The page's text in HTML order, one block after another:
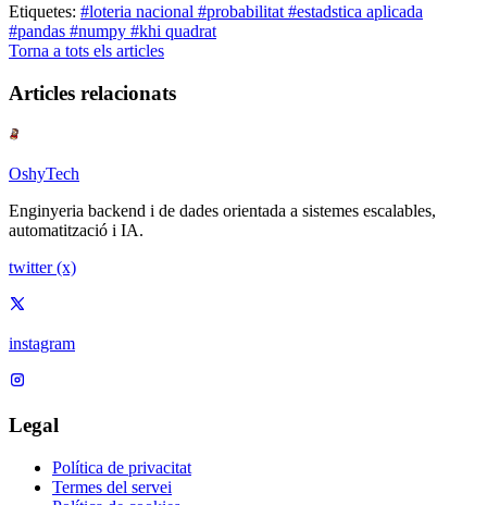
Etiquetes: #loteria nacional #probabilitat #estadstica aplicada
#pandas #numpy #khi quadrat
Torna a tots els articles
Articles relacionats
OshyTech
Enginyeria backend i de dades orientada a sistemes escalables,
automatització i IA.
twitter (x)
instagram
Legal
Política de privacitat
Termes del servei